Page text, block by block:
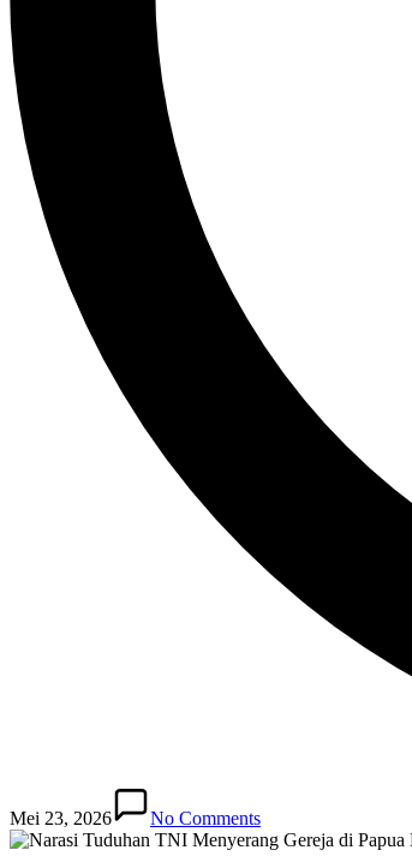
Mei 23, 2026 No Comments